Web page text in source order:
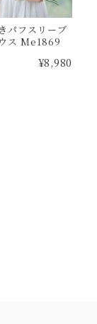
パフスリーブ
ス Me1869
¥8,980